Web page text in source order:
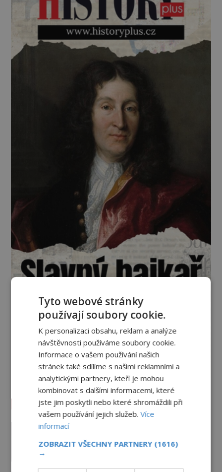
Vesmír a technologie
PREMIUM 27.7.2026 3.5TIS
Tyto webové stránky
používají soubory cookie.
K personalizaci obsahu, reklam a analýze
návštěvnosti používáme soubory cookie.
Informace o vašem používání našich
stránek také sdílíme s našimi reklamními a
analytickými partnery, kteří je mohou
kombinovat s dalšími informacemi, které
jste jim poskytli nebo které shromáždili při
vašem používání jejich služeb.Více
informací
ZOBRAZIT VŠECHNY PARTNERY (1616)
→